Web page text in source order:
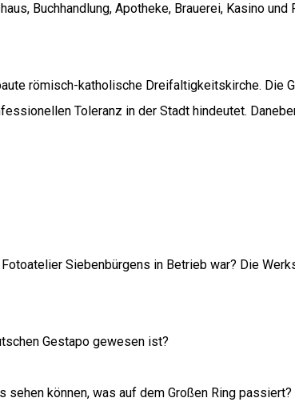
Buchhandlung, Apotheke, Brauerei, Kasino
römisch-katholische Dreifaltigkeitskirche. Die
Toleranz in der Stadt hindeutet.
Siebenbürgens in Betrieb war? Die
Gestapo gewesen ist?
können, was auf dem Großen Ring passiert?